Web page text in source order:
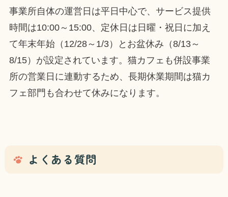
事業所自体の運営日は平日中心で、サービス提供
時間は10:00～15:00、定休日は日曜・祝日に加え
て年末年始（12/28～1/3）とお盆休み（8/13～
8/15）が設定されています。猫カフェも併設事業
所の営業日に連動するため、長期休業期間は猫カ
フェ部門も合わせて休みになります。
よくある質問